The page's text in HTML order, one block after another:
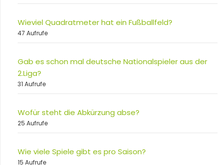
Wieviel Quadratmeter hat ein Fußballfeld?
47 Aufrufe
Gab es schon mal deutsche Nationalspieler aus der
2.Liga?
31 Aufrufe
Wofür steht die Abkürzung abse?
25 Aufrufe
Wie viele Spiele gibt es pro Saison?
15 Aufrufe